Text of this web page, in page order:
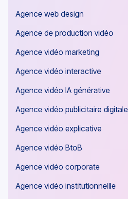
Agence web design
Agence de production vidéo
Agence vidéo marketing
Agence vidéo interactive
Agence vidéo IA générative
Agence vidéo publicitaire digitale
Agence vidéo explicative
Agence vidéo BtoB
Agence vidéo corporate
Agence vidéo institutionnellle